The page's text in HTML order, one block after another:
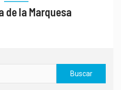
de la Marquesa